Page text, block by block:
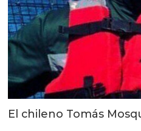
El chileno Tomás